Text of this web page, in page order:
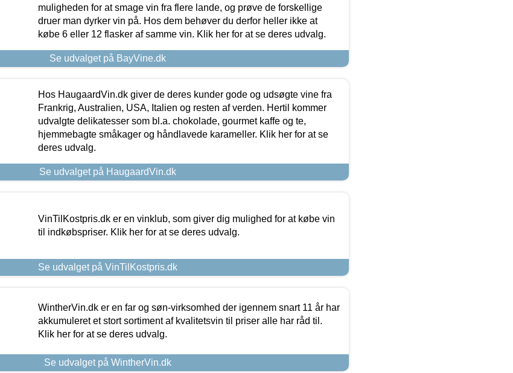
muligheden for at smage vin fra flere lande, og prøve de forskellige
druer man dyrker vin på. Hos dem behøver du derfor heller ikke at
købe 6 eller 12 flasker af samme vin. Klik her for at se deres udvalg.
Se udvalget på BayVine.dk
Hos HaugaardVin.dk giver de deres kunder gode og udsøgte vine fra
Frankrig, Australien, USA, Italien og resten af verden. Hertil kommer
udvalgte delikatesser som bl.a. chokolade, gourmet kaffe og te,
hjemmebagte småkager og håndlavede karameller. Klik her for at se
deres udvalg.
Se udvalget på HaugaardVin.dk
VinTilKostpris.dk er en vinklub, som giver dig mulighed for at købe vin
til indkøbspriser. Klik her for at se deres udvalg.
Se udvalget på VinTilKostpris.dk
WintherVin.dk er en far og søn-virksomhed der igennem snart 11 år har
akkumuleret et stort sortiment af kvalitetsvin til priser alle har råd til.
Klik her for at se deres udvalg.
Se udvalget på WintherVin.dk